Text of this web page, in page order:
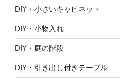
DIY・小さいキャビネット
DIY・小物入れ
DIY・庭の階段
DIY・引き出し付きテーブル